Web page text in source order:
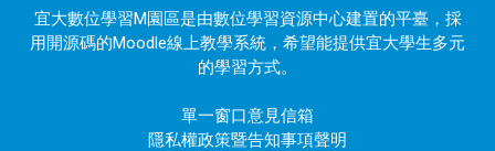
宜大數位學習M園區是由數位學習資源中心建置的平臺，採
用開源碼的Moodle線上教學系統，希望能提供宜大學生多元
的學習方式。
單一窗口意見信箱
隱私權政策暨告知事項聲明